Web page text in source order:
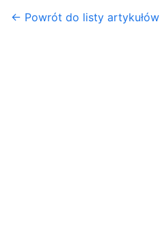
← Powrót do listy artykułów